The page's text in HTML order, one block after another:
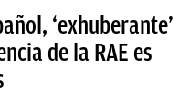
‘exhuberante’
de la RAE es